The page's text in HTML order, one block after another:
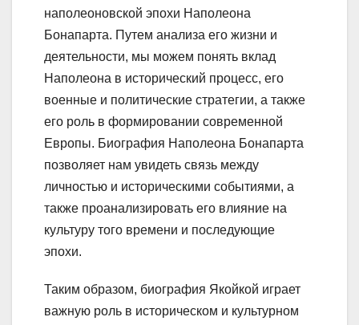
наполеоновской эпохи Наполеона
Бонапарта. Путем анализа его жизни и
деятельности, мы можем понять вклад
Наполеона в исторический процесс, его
военные и политические стратегии, а также
его роль в формировании современной
Европы. Биография Наполеона Бонапарта
позволяет нам увидеть связь между
личностью и историческими событиями, а
также проанализировать его влияние на
культуру того времени и последующие
эпохи.
Таким образом, биография Якойкой играет
важную роль в историческом и культурном